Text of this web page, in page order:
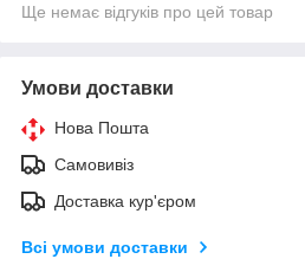
Ще немає відгуків про цей товар
Умови доставки
Нова Пошта
Самовивіз
Доставка кур'єром
Всі умови доставки